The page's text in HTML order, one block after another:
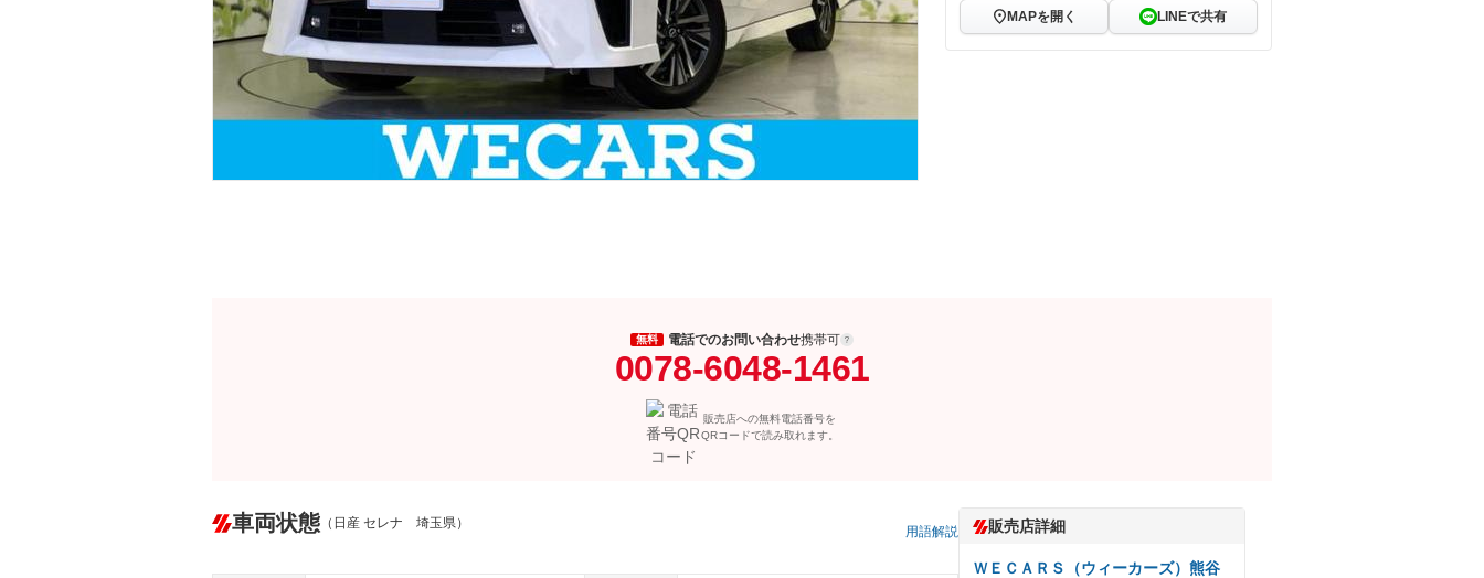
MAPを開く LINEで共有
無料 電話でのお問い合わせ携帯可
0078-6048-1461
販売店への無料電話番号を
QRコードで読み取れます。
車両状態 （日産 セレナ 埼玉県）
用語解説 販売店詳細
ＷＥＣＡＲＳ（ウィーカーズ）熊谷